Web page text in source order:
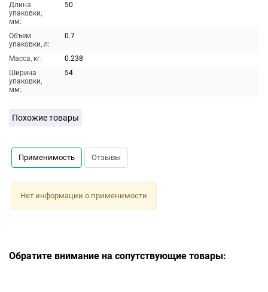
Длина
упаковки,
мм:
50
Объем
упаковки, л:
0.7
Масса, кг:
0.238
Ширина
упаковки,
мм:
54
Похожие товары
Применимость Отзывы
Нет информации о применимости
Обратите внимание на сопутствующие товары: